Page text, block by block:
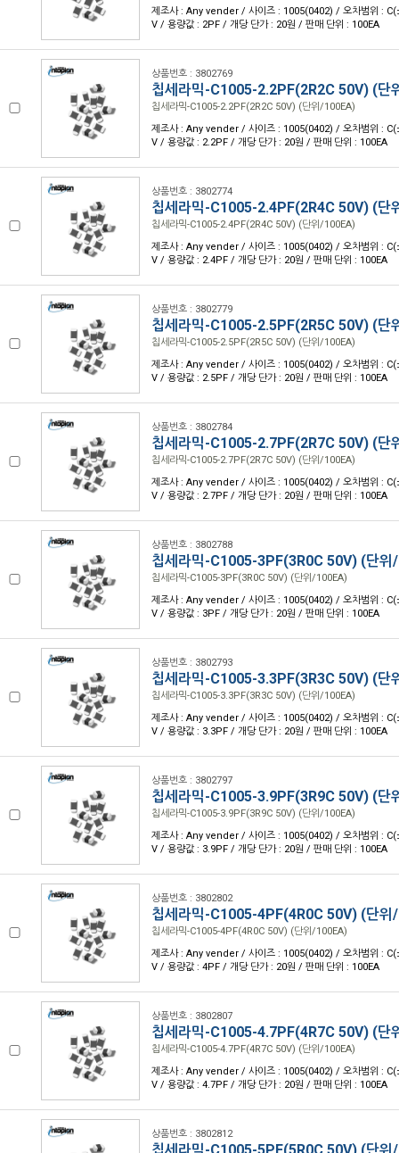
제조사 : Any vender / 사이즈 : 1005(0402) / 오차범위 :
V / 용량값 : 2PF / 개당 단가 : 20원 / 판매 단위 : 100EA
상품번호 : 3802769
칩세라믹-C1005-2.2PF(2R2C 50V) (단
칩세라믹-C1005-2.2PF(2R2C 50V) (단위/100EA)
제조사 : Any vender / 사이즈 : 1005(0402) / 오차범위 :
V / 용량값 : 2.2PF / 개당 단가 : 20원 / 판매 단위 : 100EA
상품번호 : 3802774
칩세라믹-C1005-2.4PF(2R4C 50V) (단
칩세라믹-C1005-2.4PF(2R4C 50V) (단위/100EA)
제조사 : Any vender / 사이즈 : 1005(0402) / 오차범위 :
V / 용량값 : 2.4PF / 개당 단가 : 20원 / 판매 단위 : 100EA
상품번호 : 3802779
칩세라믹-C1005-2.5PF(2R5C 50V) (단
칩세라믹-C1005-2.5PF(2R5C 50V) (단위/100EA)
제조사 : Any vender / 사이즈 : 1005(0402) / 오차범위 :
V / 용량값 : 2.5PF / 개당 단가 : 20원 / 판매 단위 : 100EA
상품번호 : 3802784
칩세라믹-C1005-2.7PF(2R7C 50V) (단
칩세라믹-C1005-2.7PF(2R7C 50V) (단위/100EA)
제조사 : Any vender / 사이즈 : 1005(0402) / 오차범위 :
V / 용량값 : 2.7PF / 개당 단가 : 20원 / 판매 단위 : 100EA
상품번호 : 3802788
칩세라믹-C1005-3PF(3R0C 50V) (단위
칩세라믹-C1005-3PF(3R0C 50V) (단위/100EA)
제조사 : Any vender / 사이즈 : 1005(0402) / 오차범위 :
V / 용량값 : 3PF / 개당 단가 : 20원 / 판매 단위 : 100EA
상품번호 : 3802793
칩세라믹-C1005-3.3PF(3R3C 50V) (단
칩세라믹-C1005-3.3PF(3R3C 50V) (단위/100EA)
제조사 : Any vender / 사이즈 : 1005(0402) / 오차범위 :
V / 용량값 : 3.3PF / 개당 단가 : 20원 / 판매 단위 : 100EA
상품번호 : 3802797
칩세라믹-C1005-3.9PF(3R9C 50V) (단
칩세라믹-C1005-3.9PF(3R9C 50V) (단위/100EA)
제조사 : Any vender / 사이즈 : 1005(0402) / 오차범위 :
V / 용량값 : 3.9PF / 개당 단가 : 20원 / 판매 단위 : 100EA
상품번호 : 3802802
칩세라믹-C1005-4PF(4R0C 50V) (단위
칩세라믹-C1005-4PF(4R0C 50V) (단위/100EA)
제조사 : Any vender / 사이즈 : 1005(0402) / 오차범위 :
V / 용량값 : 4PF / 개당 단가 : 20원 / 판매 단위 : 100EA
상품번호 : 3802807
칩세라믹-C1005-4.7PF(4R7C 50V) (단
칩세라믹-C1005-4.7PF(4R7C 50V) (단위/100EA)
제조사 : Any vender / 사이즈 : 1005(0402) / 오차범위 :
V / 용량값 : 4.7PF / 개당 단가 : 20원 / 판매 단위 : 100EA
상품번호 : 3802812